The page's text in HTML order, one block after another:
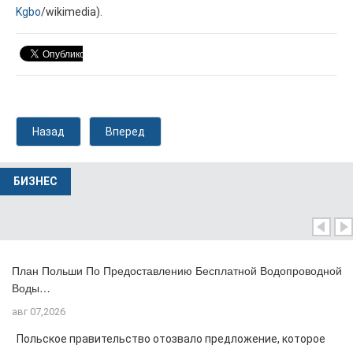
Kgbo/wikimedia).
Назад Вперед
БИЗНЕС
План Польши По Предоставлению Бесплатной Водопроводной
Воды…
авг 07,2026
Польское правительство отозвало предложение, которое